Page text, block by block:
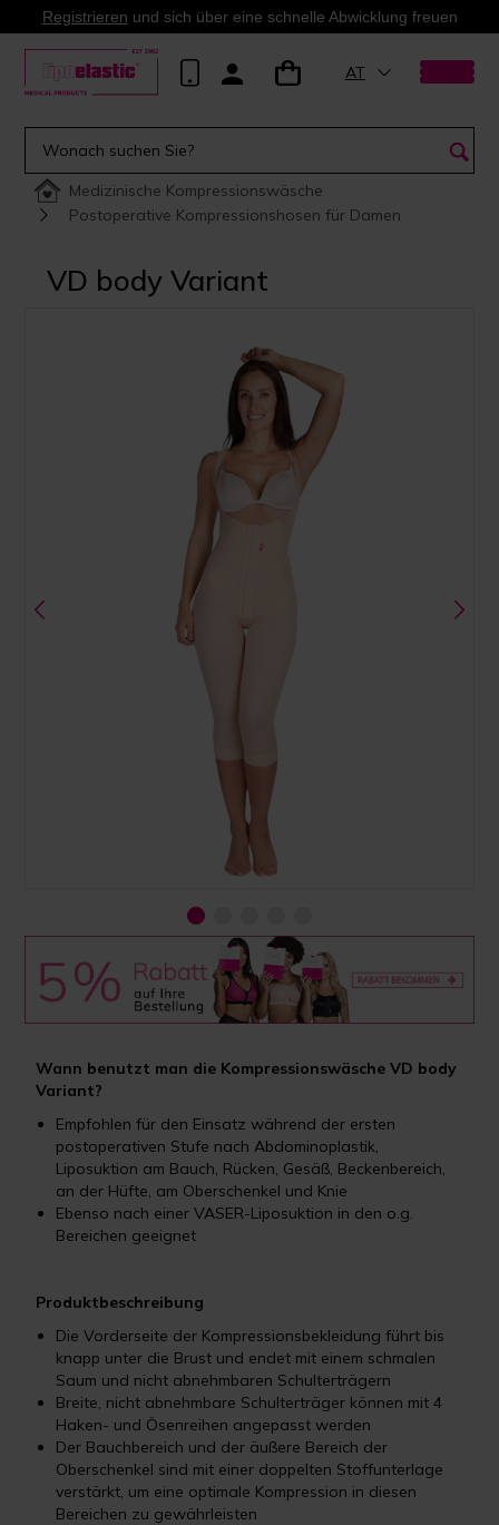
Registrieren und sich über eine schnelle Abwicklung freuen
AT
Medizinische Kompressionswäsche
Postoperative Kompressionshosen für Damen
VD body Variant
Wann benutzt man die Kompressionswäsche VD body
Variant?
Empfohlen für den Einsatz während der ersten
postoperativen Stufe nach Abdominoplastik,
Liposuktion am Bauch, Rücken, Gesäß, Beckenbereich,
an der Hüfte, am Oberschenkel und Knie
Ebenso nach einer VASER-Liposuktion in den o.g.
Bereichen geeignet
Produktbeschreibung
Die Vorderseite der Kompressionsbekleidung führt bis
knapp unter die Brust und endet mit einem schmalen
Saum und nicht abnehmbaren Schulterträgern
Breite, nicht abnehmbare Schulterträger können mit 4
Haken- und Ösenreihen angepasst werden
Der Bauchbereich und der äußere Bereich der
Oberschenkel sind mit einer doppelten Stoffunterlage
verstärkt, um eine optimale Kompression in diesen
Bereichen zu gewährleisten